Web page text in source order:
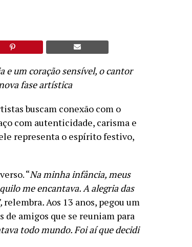
um coração sensível, o cantor
fase artística
buscam conexão com o
com autenticidade, carisma e
representa o espírito festivo,
“Na minha infância, meus
me encantava. A alegria das
relembra.Aos 13 anos, pegou um
amigos que se reuniam para
todo mundo. Foi aí que decidi